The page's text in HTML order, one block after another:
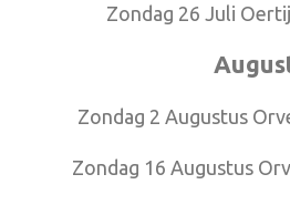
Zondag 26 Juli
Zondag 2 Augustus
Zondag 16 Augustus